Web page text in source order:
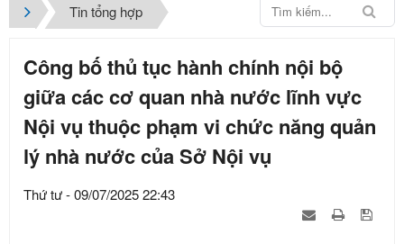
Tin tổng hợp
Công bố thủ tục hành chính nội bộ
giữa các cơ quan nhà nước lĩnh vực
Nội vụ thuộc phạm vi chức năng quản
lý nhà nước của Sở Nội vụ
Thứ tư - 09/07/2025 22:43